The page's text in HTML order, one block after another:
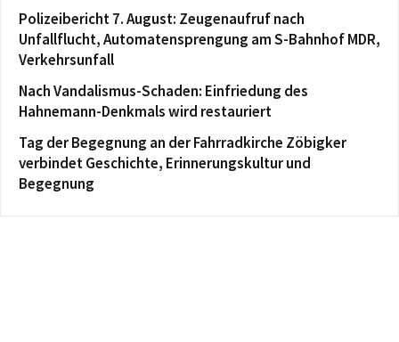
Polizeibericht 7. August: Zeugenaufruf nach
Unfallflucht, Automatensprengung am S-Bahnhof MDR,
Verkehrsunfall
Nach Vandalismus-Schaden: Einfriedung des
Hahnemann-Denkmals wird restauriert
Tag der Begegnung an der Fahrradkirche Zöbigker
verbindet Geschichte, Erinnerungskultur und
Begegnung